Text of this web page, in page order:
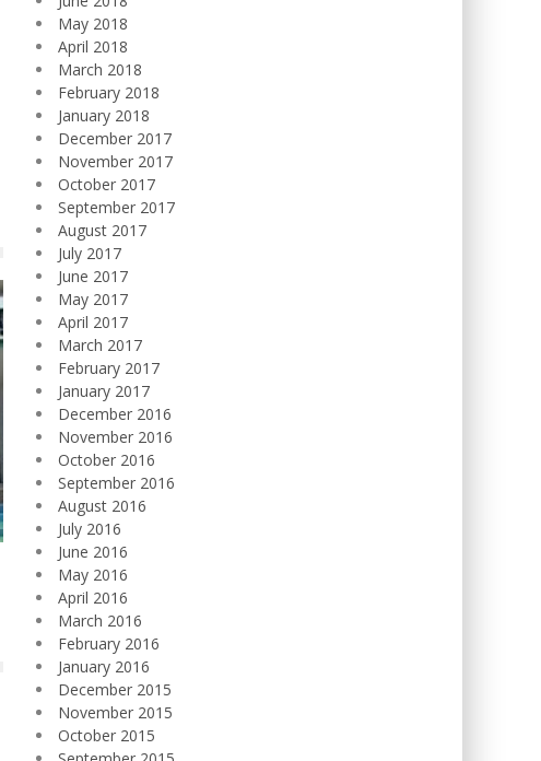
May 2018
April 2018
March 2018
February 2018
January 2018
December 2017
November 2017
October 2017
September 2017
August 2017
July 2017
June 2017
May 2017
April 2017
March 2017
February 2017
January 2017
December 2016
November 2016
October 2016
September 2016
August 2016
July 2016
June 2016
May 2016
April 2016
March 2016
February 2016
January 2016
December 2015
November 2015
October 2015